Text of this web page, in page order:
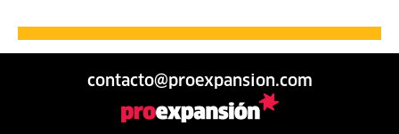
contacto@proexpansion.com